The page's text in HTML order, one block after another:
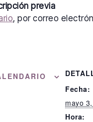
previa
, por correo
Fecha:
mayo
Hora: